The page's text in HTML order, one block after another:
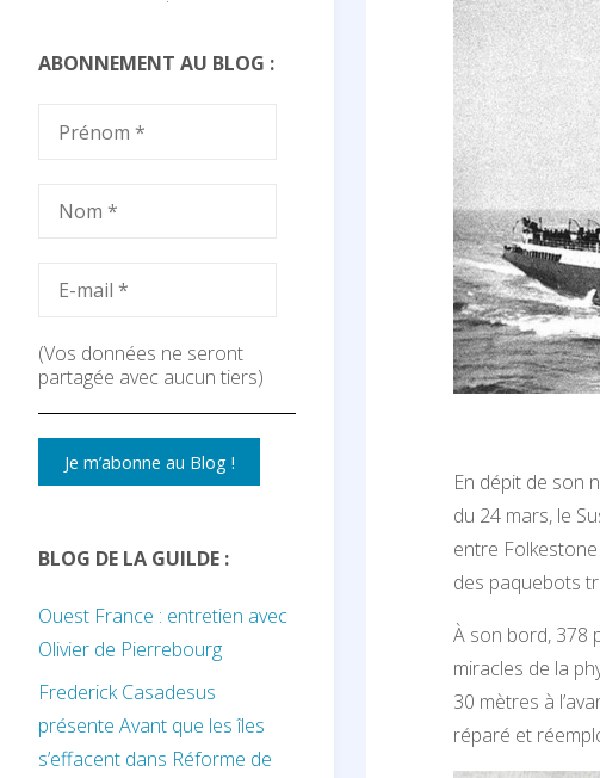
En dépit de son
du 24 mars, le
entre
des paquebots
À son bord, 378
miracles de la
30 mètres à
réparé et
ABONNEMENT AU BLOG :
(Vos données ne seront
partagée avec aucun tiers)
BLOG DE LA GUILDE :
Ouest France : entretien avec
Olivier de Pierrebourg
Frederick Casadesus
présente Avant que les îles
s’effacent dans Réforme de